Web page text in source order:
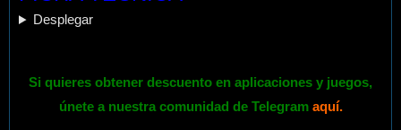
Desplegar
Si quieres obtener descuento en aplicaciones y juegos,
únete a nuestra comunidad de Telegram aquí.